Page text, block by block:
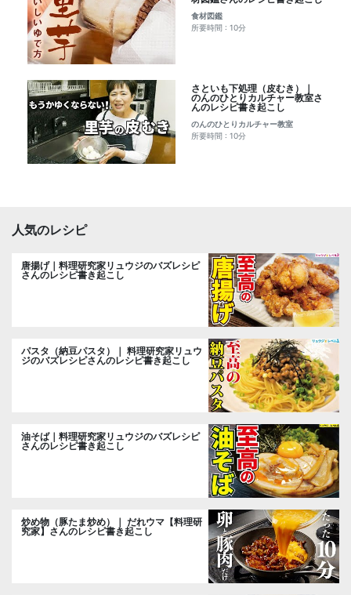
食材図鑑
所要時間 : 10分
さといも下処理（皮むき）｜
のんのひとりカルチャー教室さ
んのレシピ書き起こし
のんのひとりカルチャー教室
所要時間 : 10分
人気のレシピ
唐揚げ｜料理研究家リュウジのバズレシピ
さんのレシピ書き起こし
パスタ（納豆パスタ）｜ 料理研究家リュウ
ジのバズレシピさんのレシピ書き起こし
油そば｜料理研究家リュウジのバズレシピ
さんのレシピ書き起こし
炒め物（豚たま炒め）｜ だれウマ【料理研
究家】さんのレシピ書き起こし